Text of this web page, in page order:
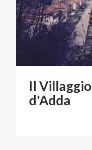
IlVillaggio
d'Adda